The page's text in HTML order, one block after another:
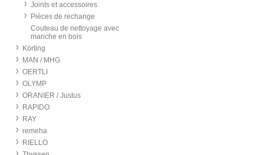
Joints et accessoires
Pièces de rechange
Couteau de nettoyage avec
manche en bois
Körting
MAN / MHG
OERTLI
OLYMP
ORANIER / Justus
RAPIDO
RAY
remeha
RIELLO